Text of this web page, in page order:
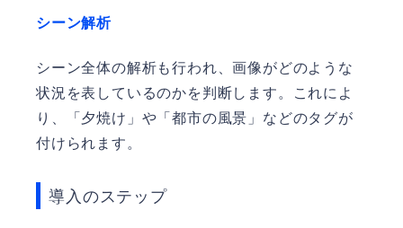
シーン解析
シーン全体の解析も行われ、画像がどのような
状況を表しているのかを判断します。これによ
り、「夕焼け」や「都市の風景」などのタグが
付けられます。
導入のステップ